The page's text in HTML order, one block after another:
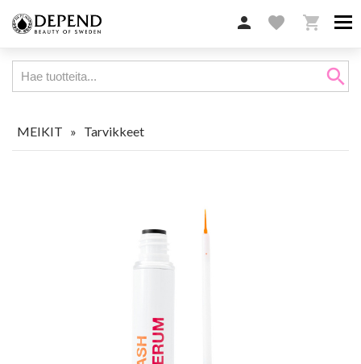
 favorite 
search
MEIKIT » Tarvikkeet